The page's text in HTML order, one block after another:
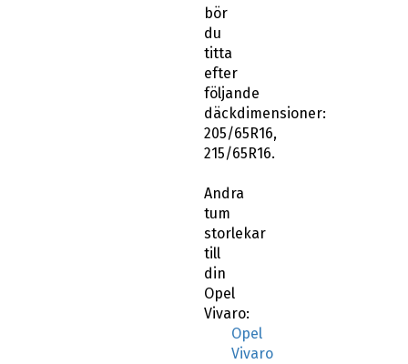
bör
du
titta
efter
följande
däckdimensioner:
205/65R16,
215/65R16.
Andra
tum
storlekar
till
din
Opel
Vivaro:
Opel
Vivaro